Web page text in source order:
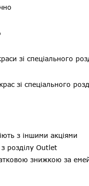
зі спеціального
зі спеціального
з іншими акціями
розділу Outlet
знижкою за